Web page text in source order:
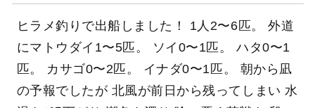
ヒラメ釣りで出船しました！ 1人2〜6匹。 外道
にマトウダイ1〜5匹。 ソイ0〜1匹。 ハタ0〜1
匹。 カサゴ0〜2匹。 イナダ0〜1匹。 朝から凪
の予報でしたが 北風が前日から残ってしまい 水